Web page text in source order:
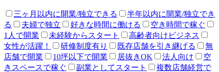
三ヶ月以内に開業/独立できる
半年以内に開業/独立でき
る
夫婦で独立 好きな時間に働ける
空き時間で稼ぐ
1人で開業
未経験からスタート
高齢者向けビジネス
女性が活躍！
研修制度有り 既存店舗を引き継げる
無
店舗で開業
10坪以下で開業 居抜きOK 法人向け
空
きスペースで稼ぐ
副業としてスタート
複数店舗経営で